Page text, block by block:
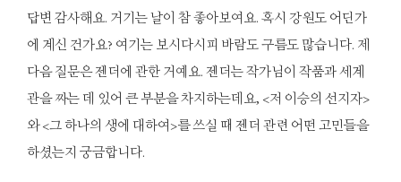
답변 감사해요. 거기는 날이 참 좋아보여요. 혹시 강원도 어딘가
에 계신 건가요? 여기는 보시다시피 바람도 구름도 많습니다. 제
다음 질문은 젠더에 관한 거예요. 젠더는 작가님이 작품과 세계
관을 짜는 데 있어 큰 부분을 차지하는데요, <저 이승의 선지자>
와 <그 하나의 생에 대하여>를 쓰실 때 젠더 관련 어떤 고민들을
하셨는지 궁금합니다.